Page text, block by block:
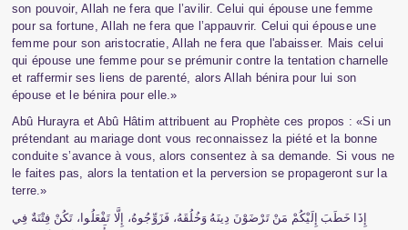
son pouvoir, Allah ne fera que l’avilir. Celui qui épouse une femme
pour sa fortune, Allah ne fera que l’appauvrir. Celui qui épouse une
femme pour son aristocratie, Allah ne fera que l'abaisser. Mais celui
qui épouse une femme pour se prémunir contre la tentation charnelle
et raffermir ses liens de parenté, alors Allah bénira pour lui son
épouse et le bénira pour elle.»
Abû Hurayra et Abû Hâtim attribuent au Prophète ces propos : «Si un
prétendant au mariage dont vous reconnaissez la piété et la bonne
conduite s’avance à vous, alors consentez à sa demande. Si vous ne
le faites pas, alors la tentation et la perversion se propageront sur la
terre.»
إِذَا خَطَبَ إِلَيْكُمْ مَنْ تَرْضَوْنَ دِينَهُ وَخُلُقَهُ، فَزَوِّجُوهُ، إِلَّا تَفْعَلُوا، تَكُنْ فِتْنَةٌ فِي